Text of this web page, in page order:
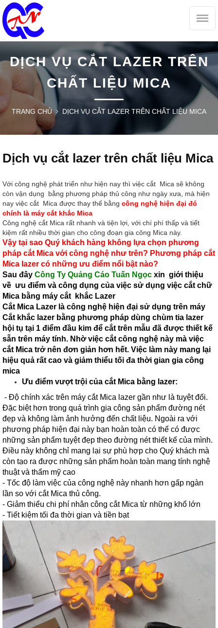
DỊCH VỤ CẮT LAZER TRÊN
CHẤT LIỆU MICA
TRANG CHỦ DỊCH VỤ CẮT LAZER TRÊN CHẤT LIỆU MICA
Dịch vụ cắt lazer trên chất liệu Mica
Với công nghệ phát triển như hiện nay thì việc cắt Mica sẽ không
còn vận dụng bằng phương pháp thủ công như ngày xưa, mà hiện
nay việc cắt Mica được thay thế bằng công nghệ hiện đại đó
chính là máy cắt khắc Mica
Công nghệ cắt Mica rất nhanh và tiện lợi, với chí phí thấp và tiết
kiệm rất nhiều thời gian cho công đoạn gia công Mica này.
Vậy tại sao Quý khách hàng không lựa chọn phương
pháp cắt Mica với công nghệ như trên? Phương pháp cắt
Mica lazer có những ưu điểm nổi bật nào?
Sau đây Công Ty Quảng Cáo Tuấn Ngọc xin giới thiệu
về ưu điểm và công dụng của việc sử dụng việc cắt chữ
Mica bằng máy cắt khắc Lazer
Cắt Mica Lazer là công nghệ hiện đại sử dụng trên máy
Cắt khắc lazer bằng phương pháp dùng chùm tia lazer
hội tụ tại 1 điểm đầu kim để cắt trên mẫu đã được thiết kế
sẵn trên máy tính. Nhờ việc cắt công nghệ này mà việc
cắt Mica trở nên đơn giản hơn hết. Việc làm này mang lại
hiệu quả rất cao và giảm thiểu tối đa thời gian gia công
mica
Ưu điểm vượt trội của cắt Mica bằng lazer:
- Độ chính xác trên máy cắt Mica lazer gần như là tuyệt đối.
Đặc biệt hơn trong quá trình gia công sản phẩm đường nét
đẹp và không làm ảnh hưởng đến chất liệu. Ngoài ra với
phương pháp hiện đại này bạn hoàn toàn có thể có được
những sản phẩm tuyệt đẹp theo đường nét thiết kế của mình.
Điều này không chỉ mang lại sự phù hợp cho Quý khách mà
còn tạo ra được những sản phẩm hoàn toàn mang tính nghệ
thuật và thẩm mỹ cao
- Tốc độ làm việc của công nghệ này nhanh hơn gấp ngàn
lần so với cắt Mica thủ công.
- Giảm thiểu chi phí nhân công cắt Mica từ những khổ lớn
- Tiết kiệm tối đa thời gian và tiền bạt